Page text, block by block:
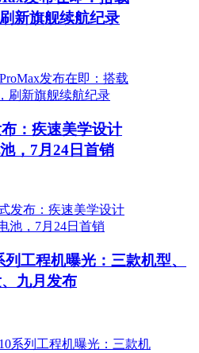
新旗舰续航纪录
：疾速美学设计
，7月24日首销
工程机曝光：三款机型、
九月发布